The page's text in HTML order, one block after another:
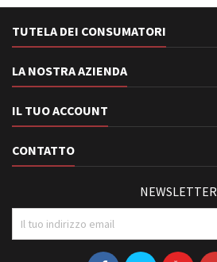
TUTELA DEI CONSUMATORI
LA NOSTRA AZIENDA
IL TUO ACCOUNT
CONTATTO
NEWSLETTER